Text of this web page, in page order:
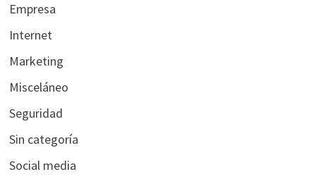
Empresa
Internet
Marketing
Misceláneo
Seguridad
Sin categoría
Social media